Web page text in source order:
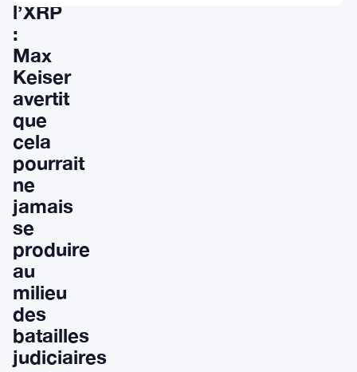
l’XRP
:
Max
Keiser
avertit
que
cela
pourrait
ne
jamais
se
produire
au
milieu
des
batailles
judiciaires